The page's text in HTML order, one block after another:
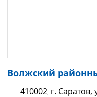
Волжский
410002, г. Саратов,